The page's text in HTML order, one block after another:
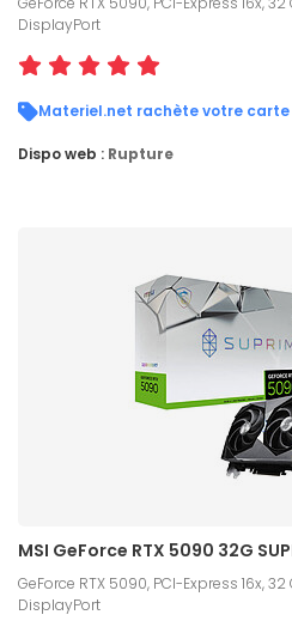
DisplayPort
Materiel.net rachète votre
Dispo web : Rupture
MSI GeForce RTX 5090 32G
GeForce RTX 5090, PCI-Express 16x, 32
DisplayPort